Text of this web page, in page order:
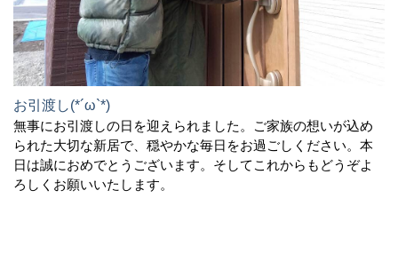
お引渡し(*´ω`*)
無事にお引渡しの日を迎えられました。ご家族の想いが込め
られた大切な新居で、穏やかな毎日をお過ごしください。本
日は誠におめでとうございます。そしてこれからもどうぞよ
ろしくお願いいたします。